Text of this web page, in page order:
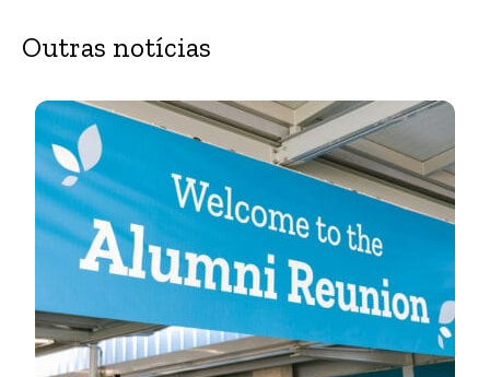
Outras notícias